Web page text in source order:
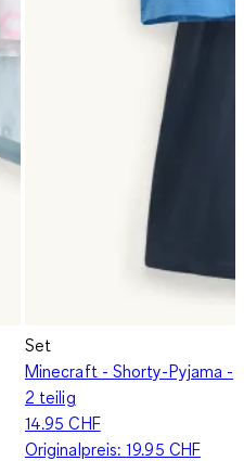
Set
Minecraft - Shorty-Pyjama -
2 teilig
14.95 CHF
Originalpreis:19.95 CHF